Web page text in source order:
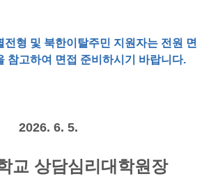
형 및 북한이탈주민 지원자는 전원 면
참고하여 면접 준비하시기 바랍니다.
2026. 6. 5.
교 상담심리대학원장